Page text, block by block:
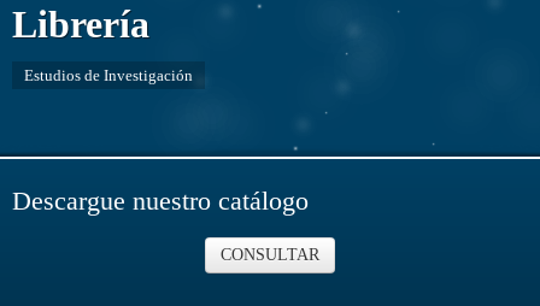
Librería
Estudios de Investigación
Descargue nuestro catálogo
CONSULTAR